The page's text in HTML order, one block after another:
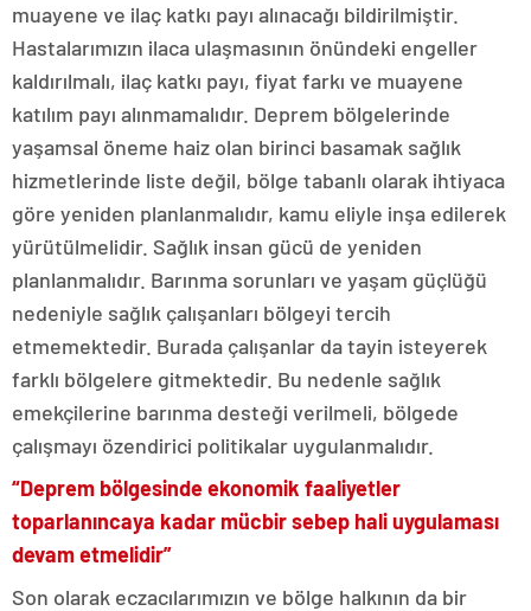
muayene ve ilaç katkı payı alınacağı bildirilmiştir.
Hastalarımızın ilaca ulaşmasının önündeki engeller
kaldırılmalı, ilaç katkı payı, fiyat farkı ve muayene
katılım payı alınmamalıdır. Deprem bölgelerinde
yaşamsal öneme haiz olan birinci basamak sağlık
hizmetlerinde liste değil, bölge tabanlı olarak ihtiyaca
göre yeniden planlanmalıdır, kamu eliyle inşa edilerek
yürütülmelidir. Sağlık insan gücü de yeniden
planlanmalıdır. Barınma sorunları ve yaşam güçlüğü
nedeniyle sağlık çalışanları bölgeyi tercih
etmemektedir. Burada çalışanlar da tayin isteyerek
farklı bölgelere gitmektedir. Bu nedenle sağlık
emekçilerine barınma desteği verilmeli, bölgede
çalışmayı özendirici politikalar uygulanmalıdır.
“Deprem bölgesinde ekonomik faaliyetler
toparlanıncaya kadar mücbir sebep hali uygulaması
devam etmelidir”
Son olarak eczacılarımızın ve bölge halkının da bir